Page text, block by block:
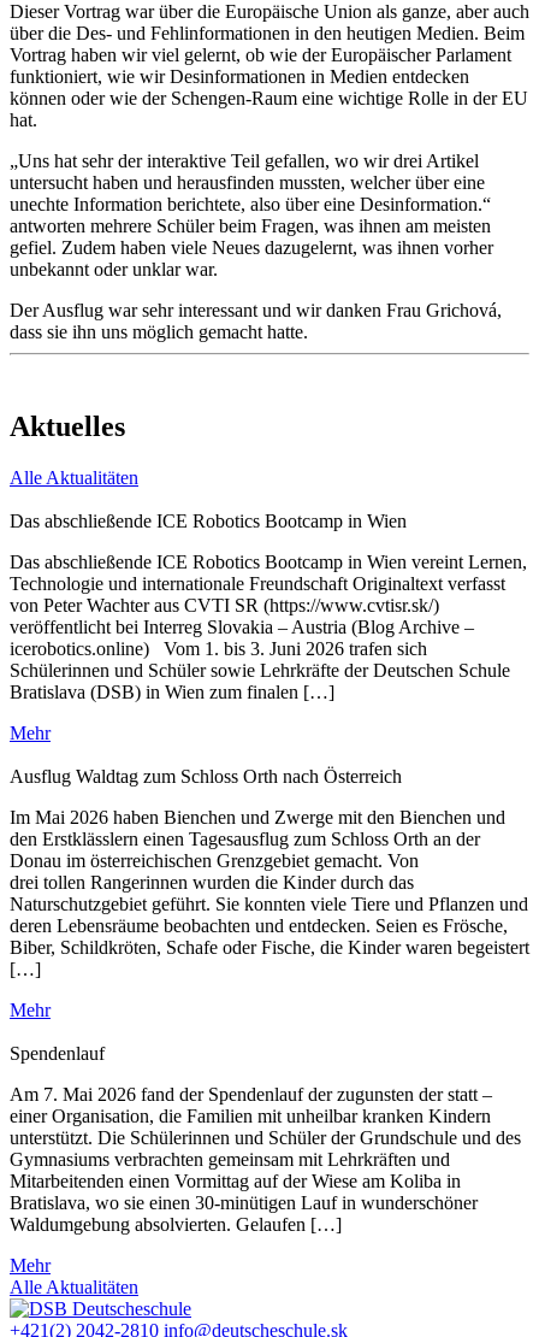
Dieser Vortrag war über die Europäische Union als ganze, aber auch
über die Des- und Fehlinformationen in den heutigen Medien. Beim
Vortrag haben wir viel gelernt, ob wie der Europäischer Parlament
funktioniert, wie wir Desinformationen in Medien entdecken
können oder wie der Schengen-Raum eine wichtige Rolle in der EU
hat.
„Uns hat sehr der interaktive Teil gefallen, wo wir drei Artikel
untersucht haben und herausfinden mussten, welcher über eine
unechte Information berichtete, also über eine Desinformation.“
antworten mehrere Schüler beim Fragen, was ihnen am meisten
gefiel. Zudem haben viele Neues dazugelernt, was ihnen vorher
unbekannt oder unklar war.
Der Ausflug war sehr interessant und wir danken Frau Grichová,
dass sie ihn uns möglich gemacht hatte.
Aktuelles
Alle Aktualitäten
Das abschließende ICE Robotics Bootcamp in Wien
Das abschließende ICE Robotics Bootcamp in Wien vereint Lernen,
Technologie und internationale Freundschaft Originaltext verfasst
von Peter Wachter aus CVTI SR (https://www.cvtisr.sk/)
veröffentlicht bei Interreg Slovakia – Austria (Blog Archive –
icerobotics.online) Vom 1. bis 3. Juni 2026 trafen sich
Schülerinnen und Schüler sowie Lehrkräfte der Deutschen Schule
Bratislava (DSB) in Wien zum finalen […]
Mehr
Ausflug Waldtag zum Schloss Orth nach Österreich
Im Mai 2026 haben Bienchen und Zwerge mit den Bienchen und
den Erstklässlern einen Tagesausflug zum Schloss Orth an der
Donau im österreichischen Grenzgebiet gemacht. Von
drei tollen Rangerinnen wurden die Kinder durch das
Naturschutzgebiet geführt. Sie konnten viele Tiere und Pflanzen und
deren Lebensräume beobachten und entdecken. Seien es Frösche,
Biber, Schildkröten, Schafe oder Fische, die Kinder waren begeistert
[…]
Mehr
Spendenlauf
Am 7. Mai 2026 fand der Spendenlauf der zugunsten der statt –
einer Organisation, die Familien mit unheilbar kranken Kindern
unterstützt. Die Schülerinnen und Schüler der Grundschule und des
Gymnasiums verbrachten gemeinsam mit Lehrkräften und
Mitarbeitenden einen Vormittag auf der Wiese am Koliba in
Bratislava, wo sie einen 30-minütigen Lauf in wunderschöner
Waldumgebung absolvierten. Gelaufen […]
Mehr
Alle Aktualitäten
+421(2) 2042-2810 info@deutscheschule.sk